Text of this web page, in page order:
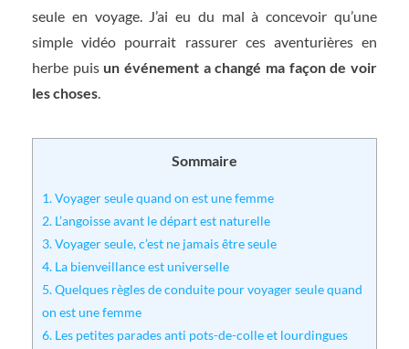
seule en voyage. J’ai eu du mal à concevoir qu’une
simple vidéo pourrait rassurer ces aventurières en
herbe puis un événement a changé ma façon de voir
les choses.
Sommaire
1.Voyager seule quand on est une femme
2. L’angoisse avant le départ est naturelle
3.Voyager seule, c’est ne jamais être seule
4. La bienveillance est universelle
5.Quelques règles de conduite pour voyager seule quand
on est une femme
6. Les petites parades anti pots-de-colle et lourdingues